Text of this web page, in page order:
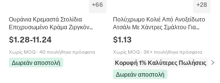
+66
Ουράνια Κρεμαστά Στολίδια
Επιχρυσωμένο Κράμα Ζιργκόν
Κοχύλι Σμάλτο DIY Κοσμήματα
Ήλιος Σελήνη Αστέρι Στυλ Ταρώ
$1.28-11.24
Χωρίς MOQ · 40 πουλήθηκε πρόσφατα
Δωρεάν αποστολή
+28
Πολύχρωμο Κολιέ Από Ανοξείδωτο
Ατσάλι Με Χάντρες Σμάλτου Για
Γυναίκες Γαλλικό Ρετρό
Μινιμαλιστικό Κόσμημα Με
Κούμπωμα
$1.13
Χωρίς MOQ · 3K+ πουλήθηκε πρόσφατα
Κορυφή 1% Καλύτερες Πωλήσεις
σε
Δωρεάν αποστολή